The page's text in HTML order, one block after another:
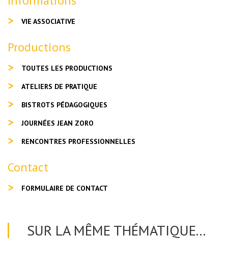
VIE ASSOCIATIVE
Productions
TOUTES LES PRODUCTIONS
ATELIERS DE PRATIQUE
BISTROTS PÉDAGOGIQUES
JOURNÉES JEAN ZORO
RENCONTRES PROFESSIONNELLES
Contact
FORMULAIRE DE CONTACT
SUR LA MÊME THÉMATIQUE...